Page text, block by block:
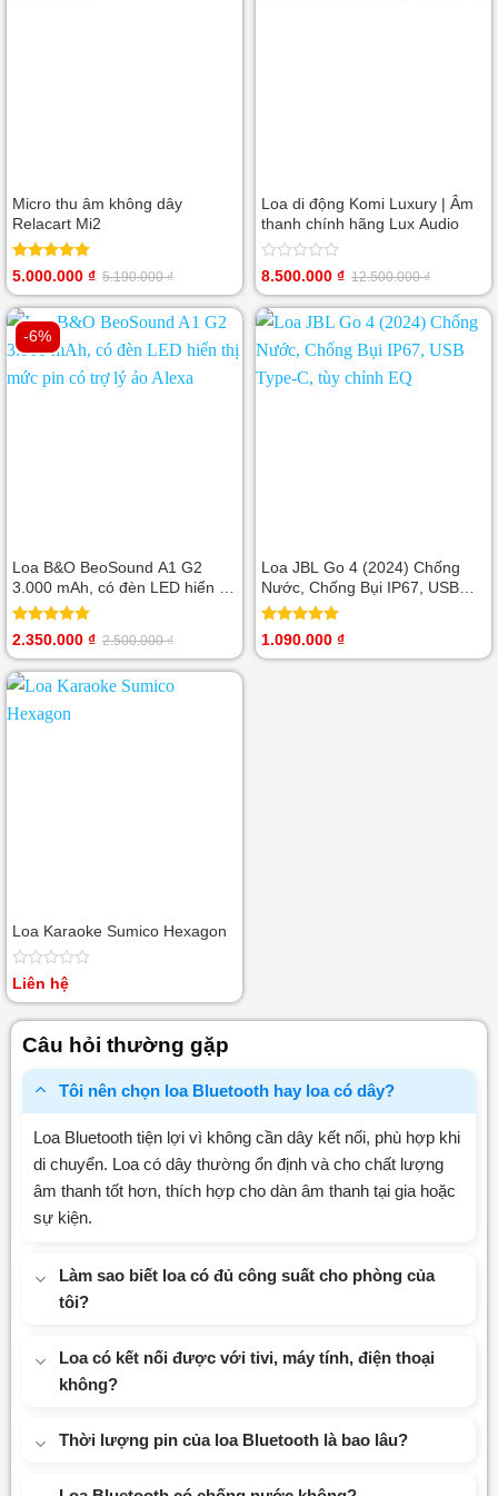
Micro thu âm không dây
Relacart Mi2
Được xếp
5 sao
5.190.000₫
Giá
gốc
là:
5.190.000 ₫.
5.000.000 ₫
Giá
hiện
tại
là:
5.000.000 ₫.
Loa di động Komi Luxury | Âm
thanh chính hãng Lux Audio
Được
hạng
0
sao
12.500.000₫
Giá
gốc
là:
12.500.000 ₫.
8.500.000 ₫
Giá
hiện
tại
là:
8.500.000 ₫.
-6%
Loa B&O BeoSound A1 G2
3.000 mAh, có đèn LED hiển thị
mức pin có trợ lý ảo Alexa
Được xếp
5 sao
2.500.000₫
Giá
gốc
là:
2.500.000 ₫.
2.350.000 ₫
Giá
hiện
tại
là:
Loa JBL Go 4 (2024) Chống
Nước, Chống Bụi IP67, USB
Type-C, tùy chỉnh EQ
Được xếp
1.090.000 ₫
Loa Karaoke Sumico Hexagon
Được
0
sao
Liên hệ
Câu hỏi thường gặp
Tôi nên chọn loa Bluetooth hay loa có dây?
Loa Bluetooth tiện lợi vì không cần dây kết nối, phù hợp khi
di chuyển. Loa có dây thường ổn định và cho chất lượng
âm thanh tốt hơn, thích hợp cho dàn âm thanh tại gia hoặc
sự kiện.
Làm sao biết loa có đủ công suất cho phòng của
tôi?
Loa có kết nối được với tivi, máy tính, điện thoại
không?
Thời lượng pin của loa Bluetooth là bao lâu?